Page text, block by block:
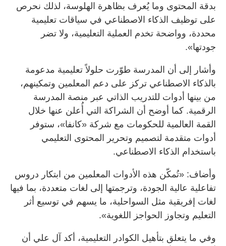
بدقة المحتوى وما يُعرف بظاهرة الهلوسة، لذلك نحرص
على توظيف الذكاء الاصطناعي في سياقات تعليمية
محددة، وواضحة تخدم العملية التعليمية، ولا تضر
جودتها».
وأشار إلى أن المدرسة طوّرت حلولاً تعليمية مدعومة
بالذكاء الاصطناعي تركز على دعم المعلمين وتمكينهم،
من بينها أدوات للتدريب الذاتي عبر منصة المدرسة
الرقمية. كما أوضح أن الشراكة التي أُعلن عنها خلال
القمة العالمية للحكومات مع شركة «كانفا»، ستوفر
أدوات متقدمة لتصميم وتحرير المحتوى التعليمي
باستخدام الذكاء الاصطناعي.
وأضاف: «تُمكّن هذه الأدوات المعلمين من ابتكار دروس
تفاعلية عالية الجودة، وترجمتها إلى لغات متعددة، بما فيها
لغات إفريقية مثل السواحلية، ما يسهم في توسيع أثر
التعليم وتجاوز الحواجز اللغوية».
وفي ما يتعلق بتأهيل الكوادر التعليمية، أكد آل علي أن